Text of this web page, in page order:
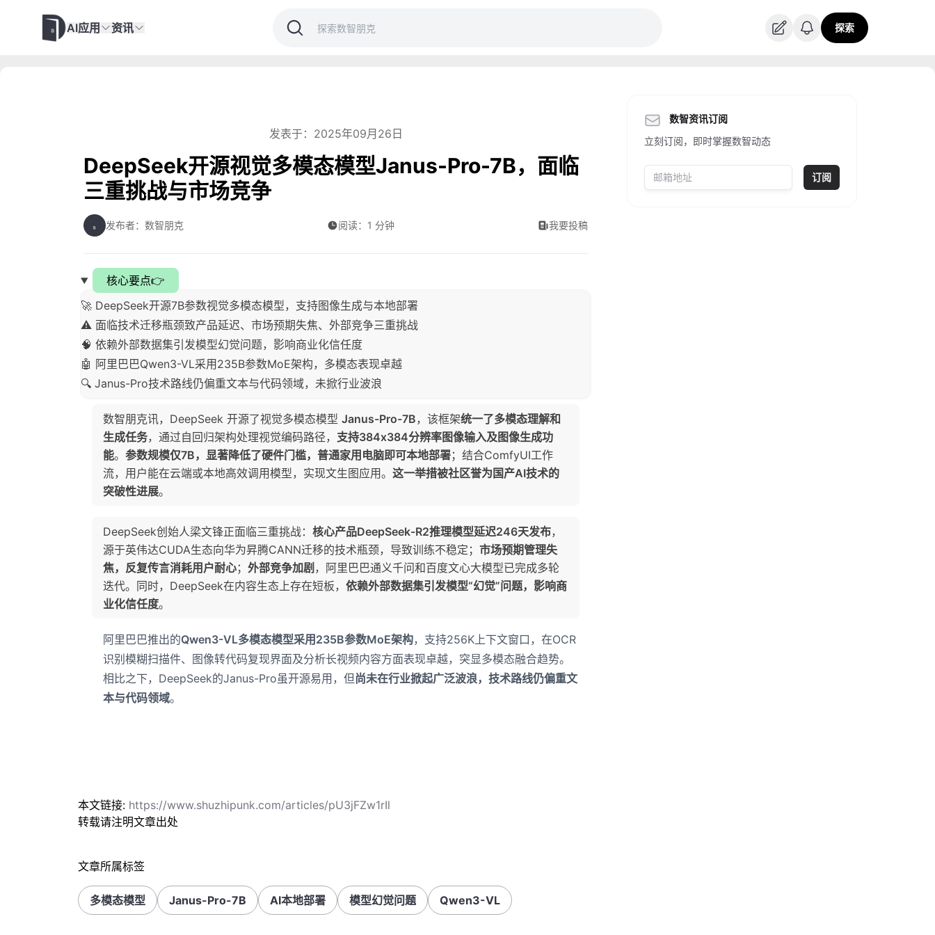
AI应用 资讯 探索
发表于：2025年09月26日
DeepSeek开源视觉多模态模型Janus-Pro-7B，面临
三重挑战与市场竞争
发布者：数智朋克 阅读：1 分钟 我要投稿
核心要点👉
🚀 DeepSeek开源7B参数视觉多模态模型，支持图像生成与本地部署
⚠️ 面临技术迁移瓶颈致产品延迟、市场预期失焦、外部竞争三重挑战
🧠 依赖外部数据集引发模型幻觉问题，影响商业化信任度
🤖 阿里巴巴Qwen3-VL采用235B参数MoE架构，多模态表现卓越
🔍 Janus-Pro技术路线仍偏重文本与代码领域，未掀行业波浪
数智朋克讯，DeepSeek 开源了视觉多模态模型 Janus-Pro-7B，该框架统一了多模态理解和
生成任务，通过自回归架构处理视觉编码路径， 支持384x384分辨率图像输入及图像生成功
能。 参数规模仅7B，显著降低了硬件门槛，普通家用电脑即可本地部署；结合ComfyUI工作
流，用户能在云端或本地高效调用模型，实现文生图应用。 这一举措被社区誉为国产AI技术的
突破性进展。
DeepSeek创始人梁文锋正面临三重挑战： 核心产品DeepSeek-R2推理模型延迟246天发布，
源于英伟达CUDA生态向华为昇腾CANN迁移的技术瓶颈，导致训练不稳定； 市场预期管理失
焦，反复传言消耗用户耐心； 外部竞争加剧 ，阿里巴巴通义千问和百度文心大模型已完成多轮
迭代。同时，DeepSeek在内容生态上存在短板， 依赖外部数据集引发模型“幻觉”问题，影响商
业化信任度。
阿里巴巴推出的Qwen3-VL多模态模型采用235B参数MoE架构，支持256K上下文窗口，在OCR
识别模糊扫描件、图像转代码复现界面及分析长视频内容方面表现卓越，突显多模态融合趋势。
相比之下，DeepSeek的Janus-Pro虽开源易用，但 尚未在行业掀起广泛波浪，技术路线仍偏重文
本与代码领域。
数智资讯订阅
立刻订阅，即时掌握数智动态
订阅
本文链接: https://www.shuzhipunk.com/articles/pU3jFZw1rIl
转载请注明文章出处
文章所属标签
多模态模型 Janus-Pro-7B AI本地部署 模型幻觉问题 Qwen3-VL